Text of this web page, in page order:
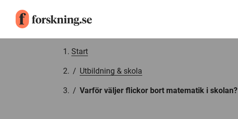
Start
/ Utbildning & skola
/ Varför väljer flickor bort matematik i skolan?